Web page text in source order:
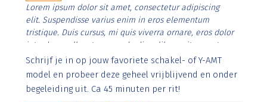
Lorem ipsum dolor sit amet, consectetur adipiscing
elit. Suspendisse varius enim in eros elementum
tristique. Duis cursus, mi quis viverra ornare, eros dolor
interdum nulla, ut commodo diam libero vitae erat.
Aenean faucibus nibh et justo cursus id rutrum lorem
imperdiet. Nunc ut sem vitae risus tristique posuere.
Schrijf je in op jouw favoriete schakel- of Y-AMT
model en probeer deze geheel vrijblijvend en onder
begeleiding uit. Ca 45 minuten per rit!